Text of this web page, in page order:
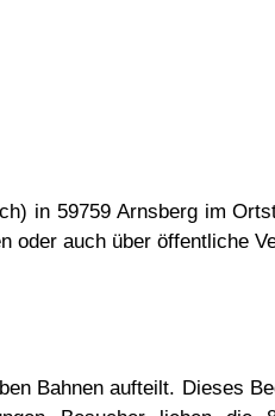
in 59759 Arnsberg im
oder auch über öffentliche
Bahnen aufteilt. Dieses